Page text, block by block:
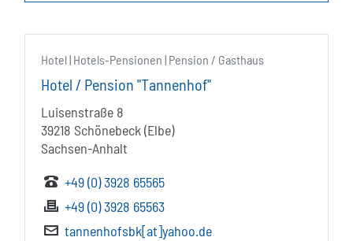
Hotel | Hotels-Pensionen | Pension / Gasthaus
Hotel / Pension "Tannenhof"
Luisenstraße 8
39218 Schönebeck (Elbe)
Sachsen-Anhalt
+49 (0) 3928 65565
+49 (0) 3928 65563
tannenhofsbk[at]yahoo.de